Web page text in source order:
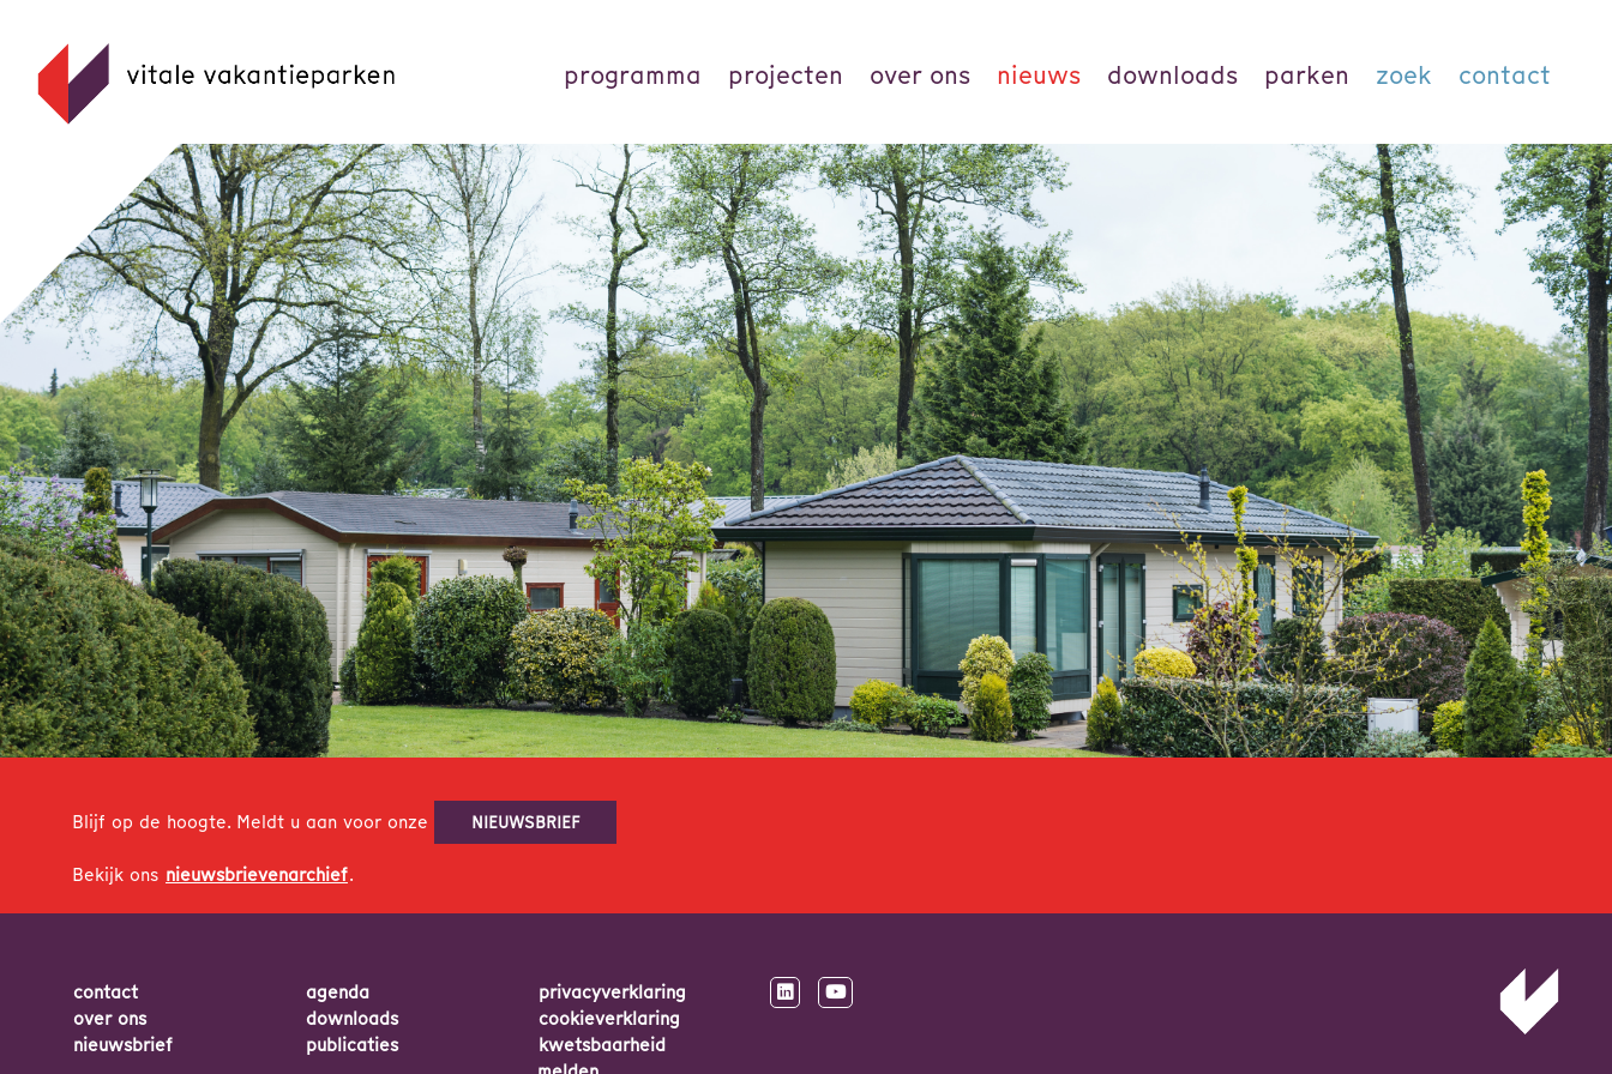
programma projecten over ons nieuws downloads parken zoek contact
Blijf op de hoogte. Meldt u aan voor onze NIEUWSBRIEF
Bekijk ons nieuwsbrievenarchief.
contact
over ons
nieuwsbrief
agenda
downloads
publicaties
privacyverklaring
cookieverklaring
kwetsbaarheid